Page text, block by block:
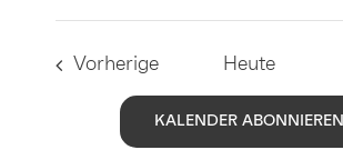
Datum
VorherigeVeranstaltungen
Heute
KALENDER ABONNIEREN